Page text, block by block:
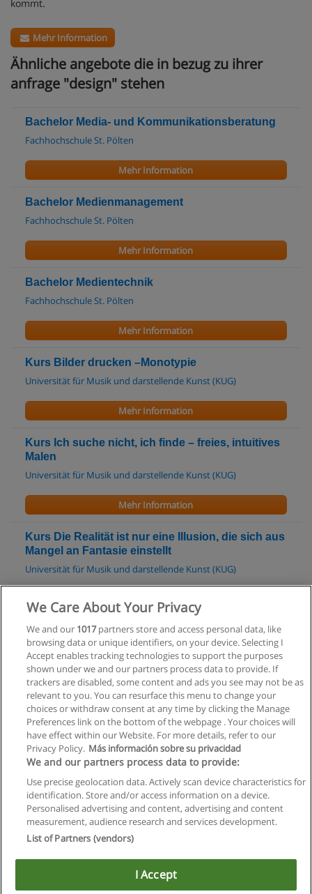
kommt.
Mehr Information
Ähnliche angebote die in bezug zu ihrer
anfrage "design" stehen
Bachelor Media- und Kommunikationsberatung
Fachhochschule St. Pölten
Mehr Information
Bachelor Medienmanagement
Fachhochschule St. Pölten
Mehr Information
Bachelor Medientechnik
Fachhochschule St. Pölten
Mehr Information
Kurs Bilder drucken –Monotypie
Universität für Musik und darstellende Kunst (KUG)
Mehr Information
Kurs Ich suche nicht, ich finde – freies, intuitives
Malen
Universität für Musik und darstellende Kunst (KUG)
Mehr Information
Kurs Die Realität ist nur eine Illusion, die sich aus
Mangel an Fantasie einstellt
Universität für Musik und darstellende Kunst (KUG)
Mehr Information
Musiktherapie
IMC Fachhochschule Krems
Mehr Information
Allgemeinen geschäftsbedingungen
Datenschutzpolitik
In Verbindung setzen mit Educaedu
Copyright © Educaedu Business S.L. - CIF : B-95610580: -
We Care About Your Privacy
We and our 1017partners store and access personal data, like
browsing data or unique identifiers, on your device. Selecting I
Accept enables tracking technologies to support the purposes
shown under we and our partners process data to provide. If
trackers are disabled, some content and ads you see may not be as
relevant to you. You can resurface this menu to change your
choices or withdraw consent at any time by clicking the Manage
Preferences link on the bottom of the webpage . Your choices will
have effect within our Website. For more details, refer to our
Privacy Policy. Más información sobre su privacidad
We and our partners process data to provide:
Use precise geolocation data. Actively scan device characteristics for
identification. Store and/or access information on a device.
Personalised advertising and content, advertising and content
measurement, audience research and services development.
List of Partners (vendors)
I Accept